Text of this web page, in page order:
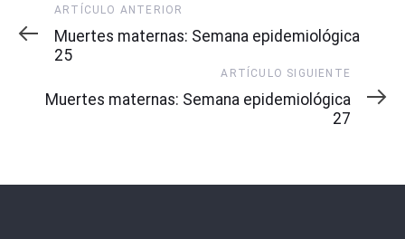
Artículo
Anterior
ARTÍCULO ANTERIOR
Muertes maternas: Semana epidemiológica
25
Siguiente
ARTÍCULO SIGUIENTE
Muertes maternas: Semana epidemiológica
27